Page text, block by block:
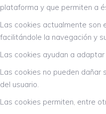
plataforma y que permiten a
Las cookies actualmente son
facilitándole la navegación y
Las cookies ayudan a
Las cookies no pueden dañar
del usuario.
Las cookies permiten, entre